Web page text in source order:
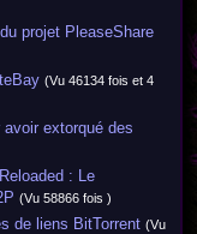
projet PleaseShare
(Vu 46134 fois et 4
extorqué des
: Le
(Vu 58866 fois )
de liens BitTorrent (Vu